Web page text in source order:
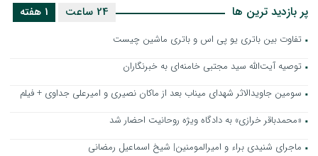
پر بازدید ترین ها 1 هفته 24 ساعت
تفاوت بین باتری یو پی اس و باتری ماشین چیست
توصیه آیت‌الله سید مجتبی خامنه‌ای به خبرنگاران
سومین جاویدالاثر شهدای میناب بعد از ماکان نصیری و امیرعلی جداوی + فیلم
«محمدباقر خرازی» به دادگاه ویژه روحانیت احضار شد
ماجرای شنیدی براء و امیرالمومنین| شیخ اسماعیل رمضانی